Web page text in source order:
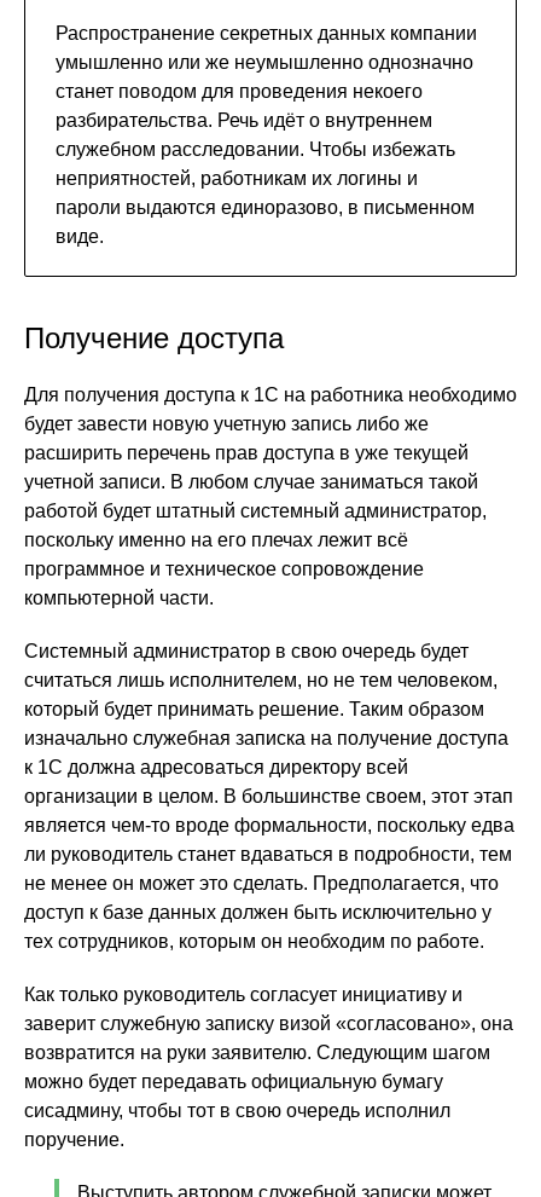
Распространение секретных данных компании
умышленно или же неумышленно однозначно
станет поводом для проведения некоего
разбирательства. Речь идёт о внутреннем
служебном расследовании. Чтобы избежать
неприятностей, работникам их логины и
пароли выдаются единоразово, в письменном
виде.
Получение доступа
Для получения доступа к 1С на работника необходимо
будет завести новую учетную запись либо же
расширить перечень прав доступа в уже текущей
учетной записи. В любом случае заниматься такой
работой будет штатный системный администратор,
поскольку именно на его плечах лежит всё
программное и техническое сопровождение
компьютерной части.
Системный администратор в свою очередь будет
считаться лишь исполнителем, но не тем человеком,
который будет принимать решение. Таким образом
изначально служебная записка на получение доступа
к 1С должна адресоваться директору всей
организации в целом. В большинстве своем, этот этап
является чем-то вроде формальности, поскольку едва
ли руководитель станет вдаваться в подробности, тем
не менее он может это сделать. Предполагается, что
доступ к базе данных должен быть исключительно у
тех сотрудников, которым он необходим по работе.
Как только руководитель согласует инициативу и
заверит служебную записку визой «согласовано», она
возвратится на руки заявителю. Следующим шагом
можно будет передавать официальную бумагу
сисадмину, чтобы тот в свою очередь исполнил
поручение.
Выступить автором служебной записки может